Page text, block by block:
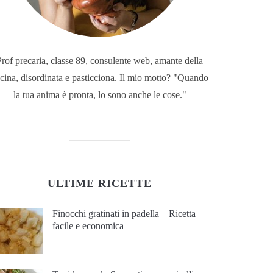
precaria, classe 89, consulente web, amante della
disordinata e pasticciona. Il mio motto? "Quando
la tua anima è pronta, lo sono anche le cose."
ULTIME RICETTE
Finocchi gratinati in padella – Ricetta
facile e economica